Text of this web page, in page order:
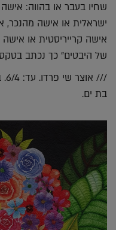
שחיו בעבר או בהווה:
ישראלית או אישה
אישה קרייריסטית או
של היבטים" כך נכתב
בת ים.